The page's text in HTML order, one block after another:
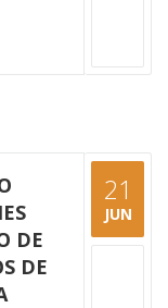
DE
DE
21
JUN